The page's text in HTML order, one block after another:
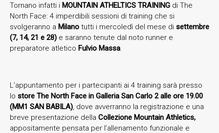
Tornano infatti i MOUNTAIN ATHELTICS TRAINING di The
North Face: 4 imperdibili sessioni di training che si
svolgeranno a Milano tutti i mercoledì del mese di settembre
(7, 14, 21 e 28) e saranno tenute dal noto runner e
preparatore atletico Fulvio Massa.
L’appuntamento per i partecipanti ai 4 training sarà presso
lo store The North Face in Galleria San Carlo 2 alle ore 19.00
(MM1 SAN BABILA), dove avverranno la registrazione e una
breve presentazione della Collezione Mountain Athletics,
appositamente pensata per l’allenamento funzionale e